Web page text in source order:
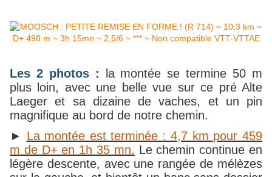
Les 2 photos :
la montée se termine 50 m
plus loin, avec une belle vue sur ce pré Alte
Laeger et sa dizaine de vaches, et un pin
magnifique au bord de notre chemin.
► La montée est terminée : 4,7 km pour 459
m de D+ en 1h 35 mn. Le chemin continue en
légère descente, avec une rangée de mélèzes